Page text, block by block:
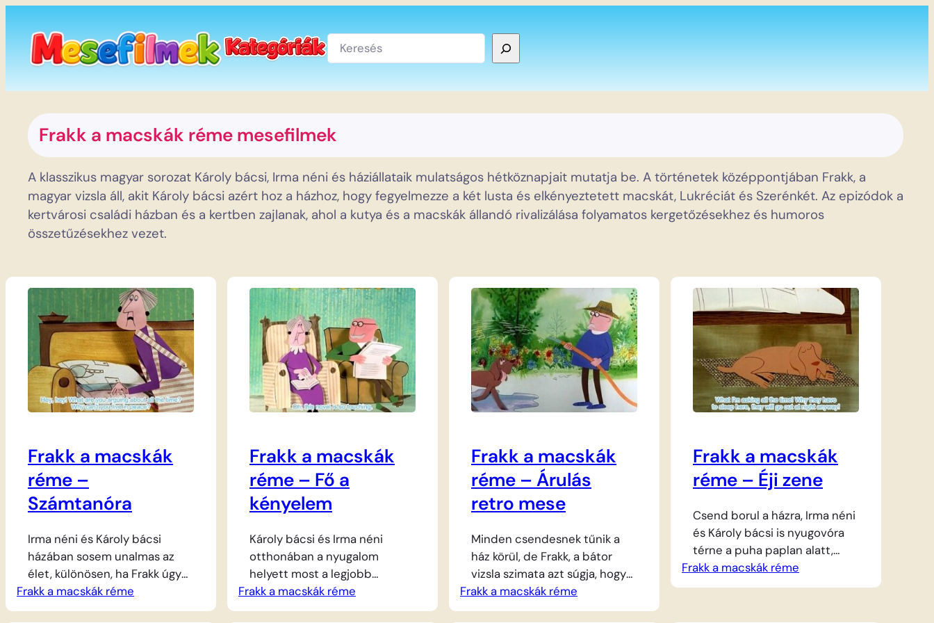
tartalomhoz
Keresés
Frakk a macskák réme mesefilmek
A klasszikus magyar sorozat Károly bácsi, Irma néni és háziállataik mulatságos hétköznapjait mutatja be. A történetek középpontjában Frakk, a
magyar vizsla áll, akit Károly bácsi azért hoz a házhoz, hogy fegyelmezze a két lusta és elkényeztetett macskát, Lukréciát és Szerénkét. Az epizódok a
kertvárosi családi házban és a kertben zajlanak, ahol a kutya és a macskák állandó rivalizálása folyamatos kergetőzésekhez és humoros
összetűzésekhez vezet.
Frakk a macskák
réme –
Számtanóra
Irma néni és Károly bácsi
házában sosem unalmas az
élet, különösen, ha Frakk úgy
dönt, hogy nevelni kezdi a
lusta lakótársait. A vizsla
Frakk a macskák réme
Frakk a macskák
réme – Fő a
kényelem
Károly bácsi és Irma néni
otthonában a nyugalom
helyett most a legjobb
fekhelyekért folyik a harc.
Lukrécia és Szerénke, a két
Frakk a macskák réme
Frakk a macskák
réme – Árulás
retro mese
Minden csendesnek tűnik a
ház körül, de Frakk, a bátor
vizsla szimata azt súgja, hogy
valami nincs rendjén. Lukrécia
és Szerénke, a két
Frakk a macskák réme
Frakk a macskák
réme – Éji zene
Csend borul a házra, Irma néni
és Károly bácsi is nyugovóra
térne a puha paplan alatt,
hogy kipihenjék a nap
fáradalmait. A kertben
hangos ricsaj töri meg az
Frakk a macskák réme